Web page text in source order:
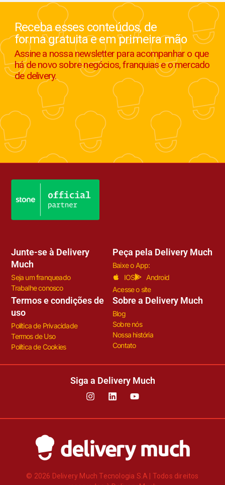
Receba esses conteúdos, de
forma gratuita e em primeira mão
Assine a nossa newsletter para acompanhar o que
há de novo sobre negócios, franquias e o mercado
de delivery.
Junte-se à Delivery
Much
Seja um franqueado
Trabalhe conosco
Peça pela Delivery Much
Baixe o App:
IOS
Android
Acesse o site
Termos e condições de
uso
Política de Privacidade
Termos de Uso
Política de Cookies
Sobre a Delivery Much
Blog
Sobre nós
Nossa história
Contato
Siga a Delivery Much
© 2026 Delivery Much Tecnologia S.A | Todos direitos